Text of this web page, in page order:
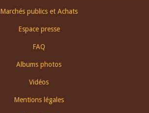
Marchés publics et Achats
Espace presse
FAQ
Albums photos
Vidéos
Mentions légales